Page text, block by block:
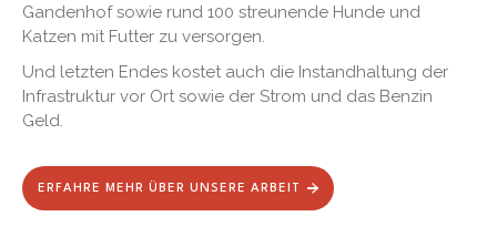
Gandenhof sowie rund 100 streunende Hunde und
Katzen mit Futter zu versorgen.
Und letzten Endes kostet auch die Instandhaltung der
Infrastruktur vor Ort sowie der Strom und das Benzin
Geld.
ERFAHRE MEHR ÜBER UNSERE ARBEIT